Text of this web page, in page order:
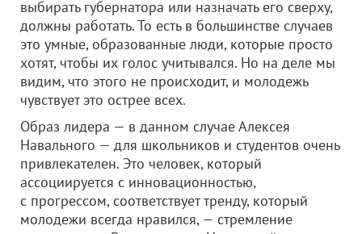
выбирать губернатора или назначать его сверху,
должны работать. То есть в большинстве случаев
это умные, образованные люди, которые просто
хотят, чтобы их голос учитывался. Но на деле мы
видим, что этого не происходит, и молодежь
чувствует это острее всех.
Образ лидера — в данном случае Алексея
Навального — для школьников и студентов очень
привлекателен. Это человек, который
ассоциируется с инновационностью,
с прогрессом, соответствует тренду, который
молодежи всегда нравился, — стремление